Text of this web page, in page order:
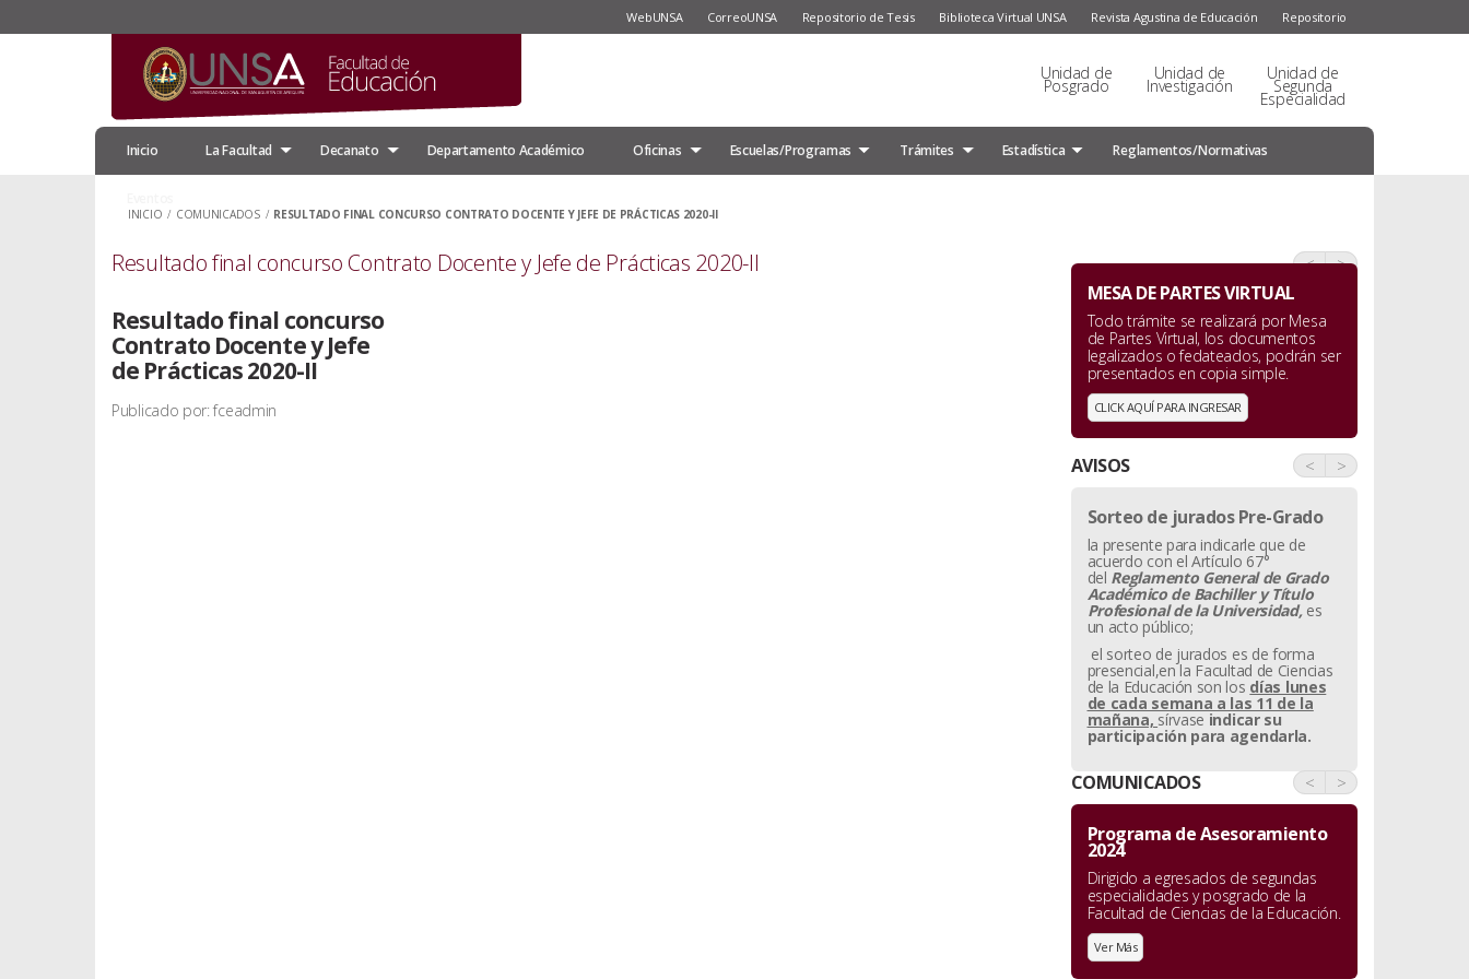
WebUNSA CorreoUNSA Repositorio de Tesis Biblioteca Virtual UNSA Revista Agustina de Educación Repositorio
Unidad de
Posgrado
Unidad de
Investigación
Unidad de
Segunda
Especialidad
Inicio La Facultad Decanato Departamento Académico Oficinas Escuelas/Programas Trámites Estadística Reglamentos/Normativas
INICIO / COMUNICADOS / RESULTADO FINAL CONCURSO CONTRATO DOCENTE Y JEFE DE PRÁCTICAS 2020-II
Resultado final concurso Contrato Docente y Jefe de Prácticas 2020-II
Resultado final concurso
Contrato Docente y Jefe
de Prácticas 2020-II
Publicado por: fceadmin
< >
MESA DE PARTES VIRTUAL
Todo trámite se realizará por Mesa
de Partes Virtual, los documentos
legalizados o fedateados, podrán ser
presentados en copia simple.
CLICK AQUÍ PARA INGRESAR
AVISOS < >
Sorteo de jurados Pre-Grado
la presente para indicarle que de
acuerdo con el Artículo 67°
del Reglamento General de Grado
Académico de Bachiller yTítulo
Profesional de la Universidad, es
un acto público;
el sorteo de jurados es de forma
presencial,en la Facultad de Ciencias
de la Educación son los días lunes
de cada semana a las 11 de la
mañana, sírvase indicar su
participación para agendarla.
COMUNICADOS < >
Programa de Asesoramiento
2024
Dirigido a egresados de segundas
especialidades y posgrado de la
Facultad de Ciencias de la Educación.
Ver Más